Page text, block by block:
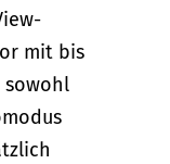
mit bis
sowohl